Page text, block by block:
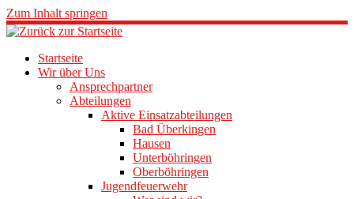
Zum Inhalt springen
Startseite
Wir über Uns
Ansprechpartner
Abteilungen
Aktive Einsatzabteilungen
Bad Überkingen
Hausen
Unterböhringen
Oberböhringen
Jugendfeuerwehr